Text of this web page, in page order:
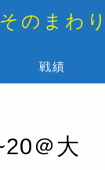
のまわり
戦績
＠大